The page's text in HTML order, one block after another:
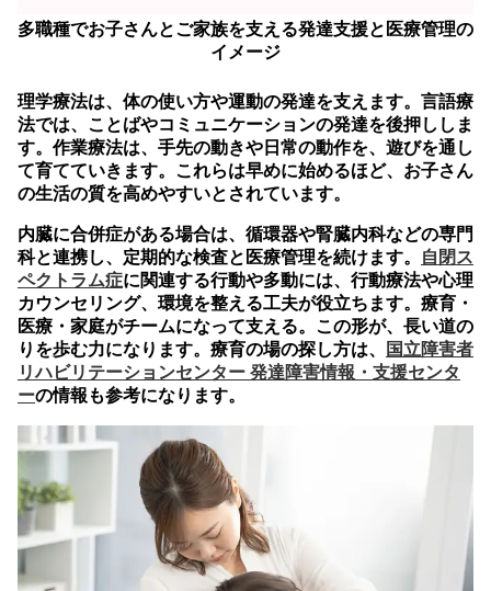
多職種でお子さんとご家族を支える発達支援と医療管理の
イメージ
理学療法は、体の使い方や運動の発達を支えます。言語療
法では、ことばやコミュニケーションの発達を後押ししま
す。作業療法は、手先の動きや日常の動作を、遊びを通し
て育てていきます。これらは早めに始めるほど、お子さん
の生活の質を高めやすいとされています。
内臓に合併症がある場合は、循環器や腎臓内科などの専門
科と連携し、定期的な検査と医療管理を続けます。
自閉ス
ペクトラム症に関連する行動や多動には、行動療法や心理
カウンセリング、環境を整える工夫が役立ちます。療育・
医療・家庭がチームになって支える。この形が、長い道の
りを歩む力になります。療育の場の探し方は、
国立障害者
リハビリテーションセンター 発達障害情報・支援センタ
ーの情報も参考になります。